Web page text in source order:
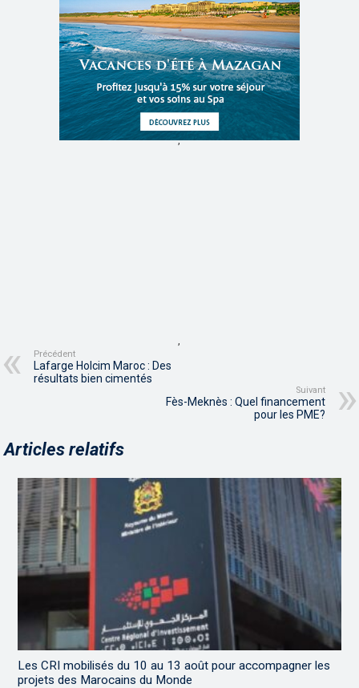
,
,
Précédent
Lafarge Holcim Maroc : Des
résultats bien cimentés
Suivant
Fès-Meknès : Quel financement
pour les PME?
Articles relatifs
Les CRI mobilisés du 10 au 13 août pour accompagner les
projets des Marocains du Monde